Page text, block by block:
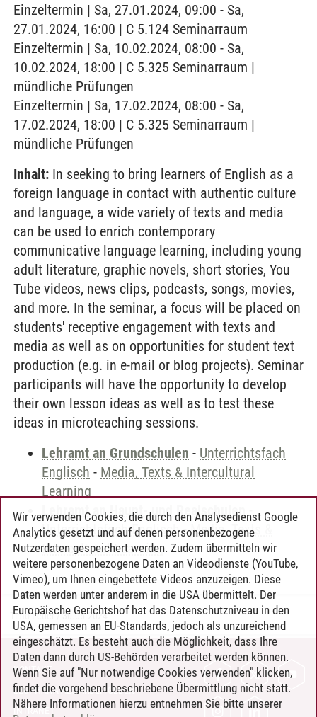
Einzeltermin | Sa, 27.01.2024, 09:00 - Sa,
27.01.2024, 16:00 | C 5.124 Seminarraum
Einzeltermin | Sa, 10.02.2024, 08:00 - Sa,
10.02.2024, 18:00 | C 5.325 Seminarraum |
mündliche Prüfungen
Einzeltermin | Sa, 17.02.2024, 08:00 - Sa,
17.02.2024, 18:00 | C 5.325 Seminarraum |
mündliche Prüfungen
Inhalt: In seeking to bring learners of English as a
foreign language in contact with authentic culture
and language, a wide variety of texts and media
can be used to enrich contemporary
communicative language learning, including young
adult literature, graphic novels, short stories, You
Tube videos, news clips, podcasts, songs, movies,
and more. In the seminar, a focus will be placed on
students' receptive engagement with texts and
media as well as on opportunities for student text
production (e.g. in e-mail or blog projects). Seminar
participants will have the opportunity to develop
their own lesson ideas as well as to test these
ideas in microteaching sessions.
Lehramt an Grundschulen - Unterrichtsfach
Englisch - Media, Texts & Intercultural
Learning
Lehramt an Haupt- und Realschulen-
Unterrichtsfach Englisch-Media, Texts &
Intercultural Learning
Timo Leder/30.06.2024
KONTAKT
LEUPHANA ALS ARBEITGEBER
INTRANET
Wir verwenden Cookies, die durch den Analysedienst Google
Analytics gesetzt und auf denen personenbezogene
Nutzerdaten gespeichert werden. Zudem übermitteln wir
weitere personenbezogene Daten an Videodienste (YouTube,
Vimeo), um Ihnen eingebettete Videos anzuzeigen. Diese
Daten werden unter anderem in die USA übermittelt. Der
Europäische Gerichtshof hat das Datenschutzniveau in den
USA, gemessen an EU-Standards, jedoch als unzureichend
eingeschätzt. Es besteht auch die Möglichkeit, dass Ihre
Daten dann durch US-Behörden verarbeitet werden können.
Wenn Sie auf "Nur notwendige Cookies verwenden" klicken,
findet die vorgehend beschriebene Übermittlung nicht statt.
Nähere Informationen hierzu entnehmen Sie bitte unserer